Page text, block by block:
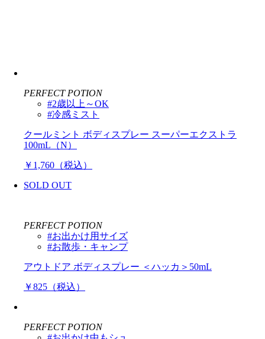
PERFECT POTION
#2歳以上～OK
#冷感ミスト
クールミント ボディスプレー スーパーエクストラ
100mL（N）
￥1,760（税込）
SOLD OUT
PERFECT POTION
#お出かけ用サイズ
#お散歩・キャンプ
アウトドア ボディスプレー ＜ハッカ＞50mL
￥825（税込）
PERFECT POTION